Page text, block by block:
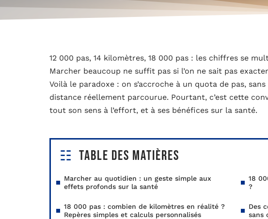
12 000 pas, 14 kilomètres, 18 000 pas : les chiffres se
Marcher beaucoup ne suffit pas si l’on ne sait pas
Voilà le paradoxe : on s’accroche à un quota de pas,
distance réellement parcourue. Pourtant, c’est cette
tout son sens à l’effort, et à ses bénéfices sur la santé.
Table des matières
Marcher au quotidien : un geste simple aux
effets profonds sur la santé
18
?
18 000 pas : combien de kilomètres en réalité ?
Repères simples et calculs personnalisés
Des
sans